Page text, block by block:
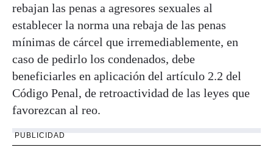
rebajan las penas a agresores sexuales al
establecer la norma una rebaja de las penas
mínimas de cárcel que irremediablemente, en
caso de pedirlo los condenados, debe
beneficiarles en aplicación del artículo 2.2 del
Código Penal, de retroactividad de las leyes que
favorezcan al reo.
PUBLICIDAD